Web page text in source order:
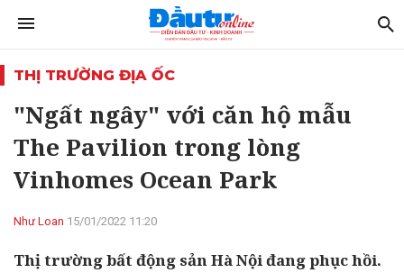
THỊ TRƯỜNG ĐỊA ỐC
"Ngất ngây" với căn hộ mẫu
The Pavilion trong lòng
Vinhomes Ocean Park
Như Loan 15/01/2022 11:20
Thị trường bất động sản Hà Nội đang phục hồi.